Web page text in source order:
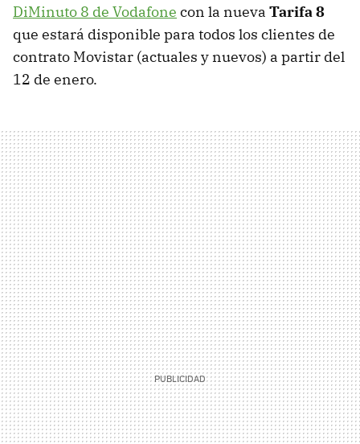
DiMinuto 8 de Vodafone con la nueva Tarifa 8
que estará disponible para todos los clientes de
contrato Movistar (actuales y nuevos) a partir del
12 de enero.